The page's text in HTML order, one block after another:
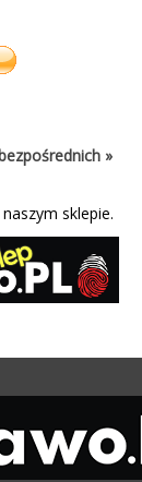
»
sklepie.